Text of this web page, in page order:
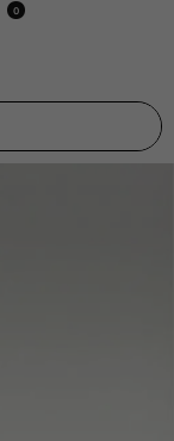
0